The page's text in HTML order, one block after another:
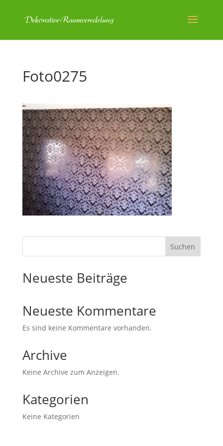
Foto0275
Suchen
Neueste Beiträge
Neueste Kommentare
Es sind keine Kommentare vorhanden.
Archive
Keine Archive zum Anzeigen.
Kategorien
Keine Kategorien